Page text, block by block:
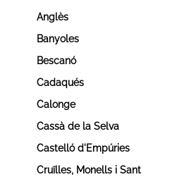
Anglès
Banyoles
Bescanó
Cadaqués
Calonge
Cassà de la Selva
Castelló d'Empúries
Cruïlles, Monells i Sant